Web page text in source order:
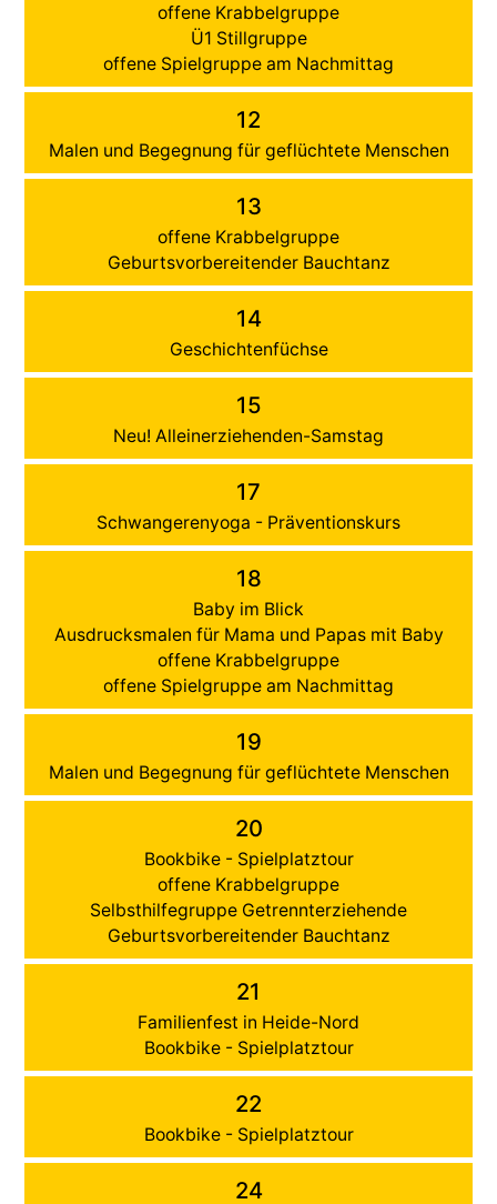
offene Krabbelgruppe
Ü1 Stillgruppe
offene Spielgruppe am Nachmittag
12
Malen und Begegnung für geflüchtete Menschen
13
offene Krabbelgruppe
Geburtsvorbereitender Bauchtanz
14
Geschichtenfüchse
15
Neu! Alleinerziehenden-Samstag
17
Schwangerenyoga - Präventionskurs
18
Baby im Blick
Ausdrucksmalen für Mama und Papas mit Baby
offene Krabbelgruppe
offene Spielgruppe am Nachmittag
19
Malen und Begegnung für geflüchtete Menschen
20
Bookbike - Spielplatztour
offene Krabbelgruppe
Selbsthilfegruppe Getrennterziehende
Geburtsvorbereitender Bauchtanz
21
Familienfest in Heide-Nord
Bookbike - Spielplatztour
22
Bookbike - Spielplatztour
24